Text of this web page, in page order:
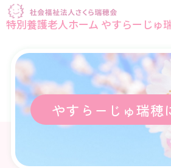
やすらーじゅ瑞穂
特別養護老人ホーム やすらーじゅ